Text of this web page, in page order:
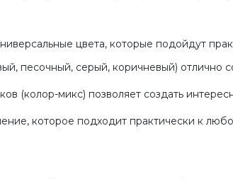
цвета, которые подойдут
песочный, серый, коричневый) отлично
(колор-микс) позволяет создать
которое подходит практически к